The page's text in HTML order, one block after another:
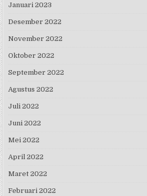
Januari 2023
Desember 2022
November 2022
Oktober 2022
September 2022
Agustus 2022
Juli 2022
Juni 2022
Mei 2022
April 2022
Maret 2022
Februari 2022